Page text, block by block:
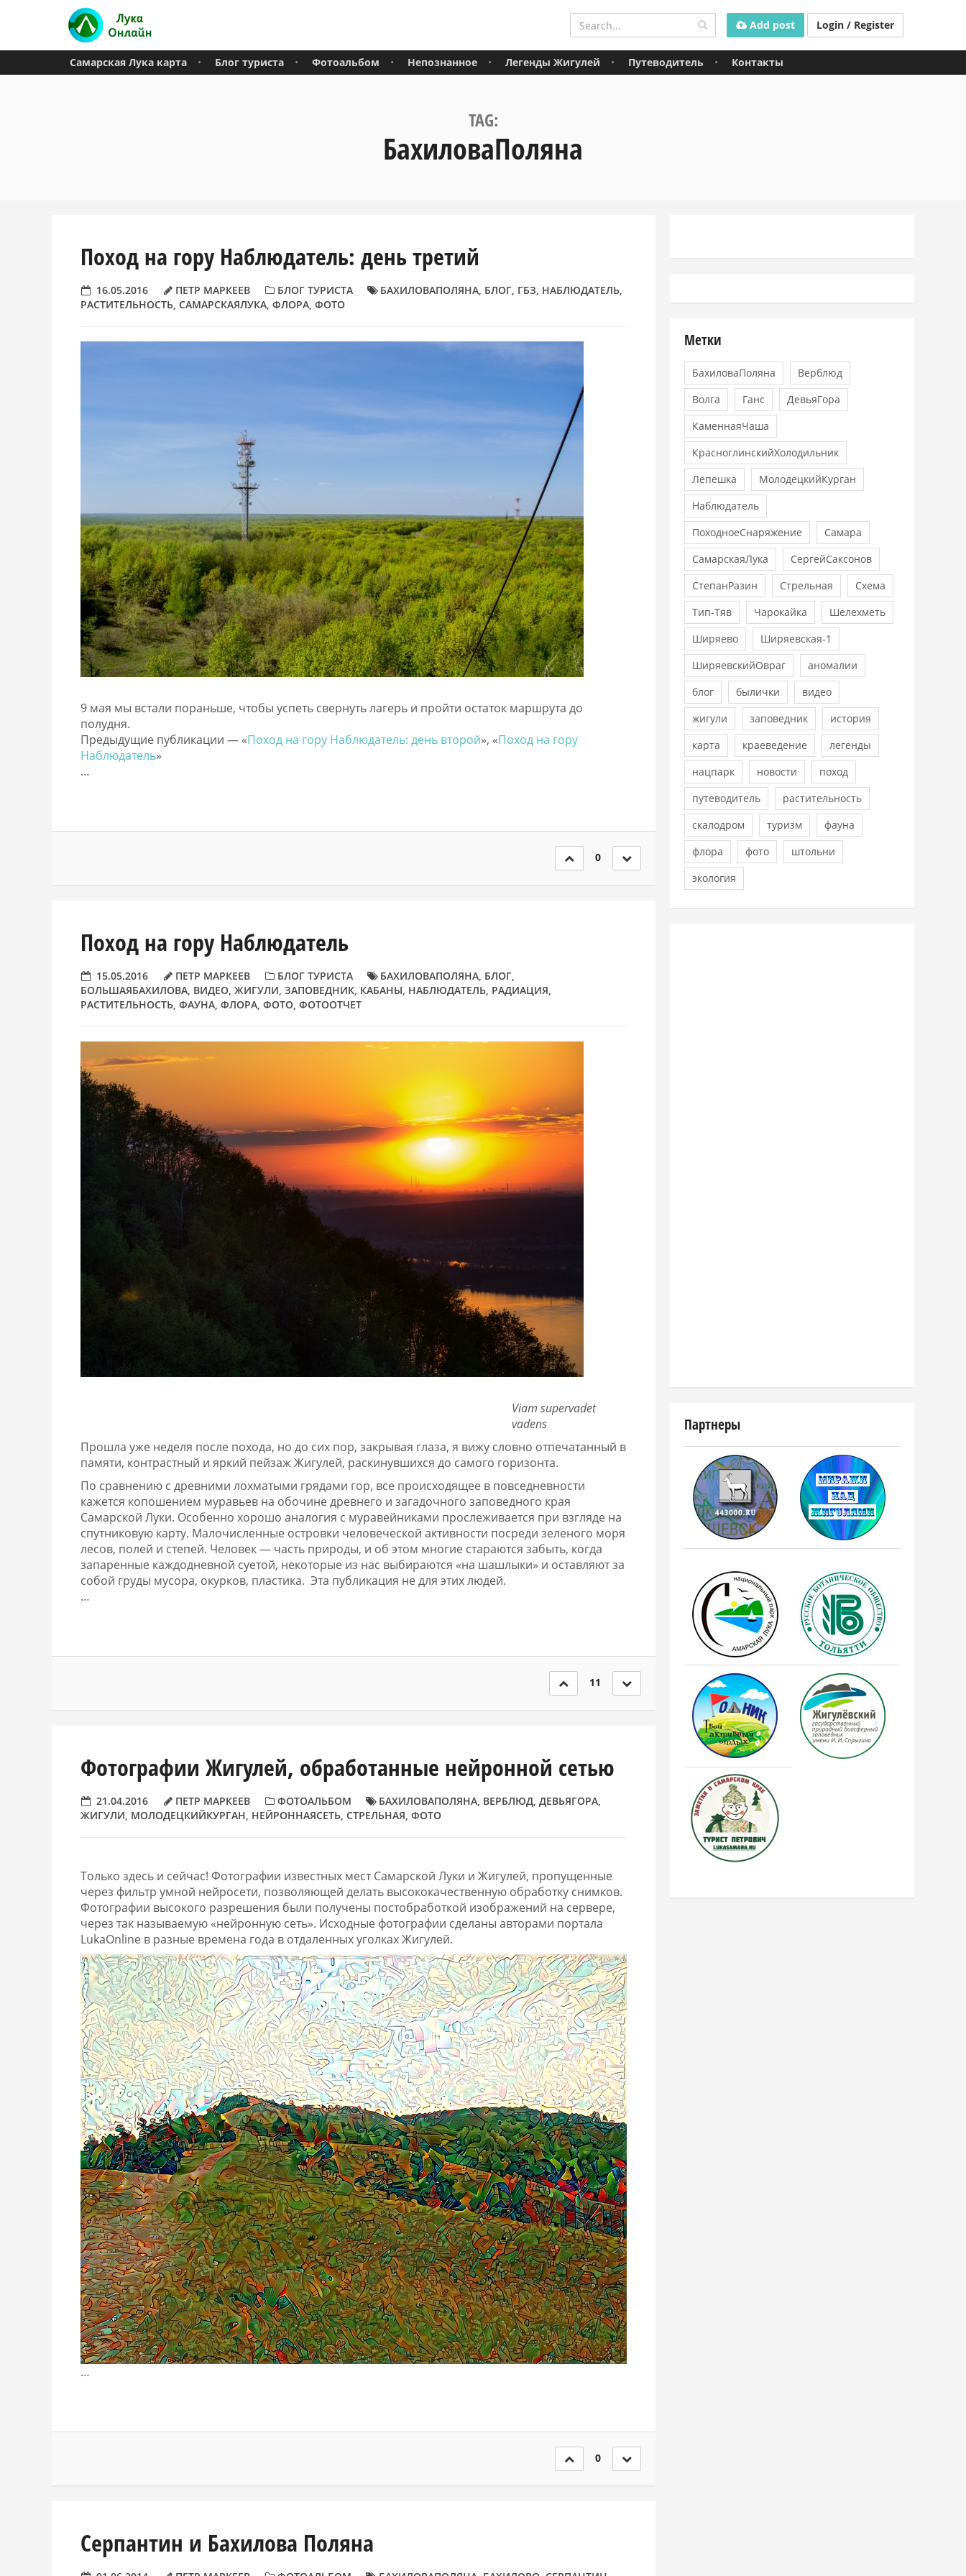
Add post Login / Register
Самарская Лука карта Блог туриста Фотоальбом Непознанное Легенды Жигулей Путеводитель Контакты
TAG:
БахиловаПоляна
Поход на гору Наблюдатель: день третий
16.05.2016 ПЕТР МАРКЕЕВ БЛОГ ТУРИСТА БАХИЛОВАПОЛЯНА, БЛОГ, ГБЗ, НАБЛЮДАТЕЛЬ,
РАСТИТЕЛЬНОСТЬ, САМАРСКАЯЛУКА, ФЛОРА, ФОТО
9 мая мы встали пораньше, чтобы успеть свернуть лагерь и пройти остаток маршрута до
полудня.
Предыдущие публикации — «Поход на гору Наблюдатель: день второй», «Поход на гору
Наблюдатель»
…
0
Поход на гору Наблюдатель
15.05.2016 ПЕТР МАРКЕЕВ БЛОГ ТУРИСТА БАХИЛОВАПОЛЯНА, БЛОГ,
БОЛЬШАЯБАХИЛОВА, ВИДЕО, ЖИГУЛИ, ЗАПОВЕДНИК, КАБАНЫ, НАБЛЮДАТЕЛЬ, РАДИАЦИЯ,
РАСТИТЕЛЬНОСТЬ, ФАУНА, ФЛОРА, ФОТО, ФОТООТЧЕТ
Viam supervadet
vadens
Прошла уже неделя после похода, но до сих пор, закрывая глаза, я вижу словно отпечатанный в
памяти, контрастный и яркий пейзаж Жигулей, раскинувшихся до самого горизонта.
По сравнению с древними лохматыми грядами гор, все происходящее в повседневности
кажется копошением муравьев на обочине древнего и загадочного заповедного края
Самарской Луки. Особенно хорошо аналогия с муравейниками прослеживается при взгляде на
спутниковую карту. Малочисленные островки человеческой активности посреди зеленого моря
лесов, полей и степей. Человек — часть природы, и об этом многие стараются забыть, когда
запаренные каждодневной суетой, некоторые из нас выбираются «на шашлыки» и оставляют за
собой груды мусора, окурков, пластика. Эта публикация не для этих людей.
…
11
Фотографии Жигулей, обработанные нейронной сетью
21.04.2016 ПЕТР МАРКЕЕВ ФОТОАЛЬБОМ БАХИЛОВАПОЛЯНА, ВЕРБЛЮД, ДЕВЬЯГОРА,
ЖИГУЛИ, МОЛОДЕЦКИЙКУРГАН, НЕЙРОННАЯСЕТЬ, СТРЕЛЬНАЯ, ФОТО
Только здесь и сейчас! Фотографии известных мест Самарской Луки и Жигулей, пропущенные
через фильтр умной нейросети, позволяющей делать высококачественную обработку снимков.
Фотографии высокого разрешения были получены постобработкой изображений на сервере,
через так называемую «нейронную сеть». Исходные фотографии сделаны авторами портала
LukaOnline в разные времена года в отдаленных уголках Жигулей.
…
0
Серпантин и Бахилова Поляна
Метки
БахиловаПоляна
Верблюд
Волга
Ганс
ДевьяГора
КаменнаяЧаша
КрасноглинскийХолодильник
Лепешка
МолодецкийКурган
Наблюдатель
ПоходноеСнаряжение
Самара
СамарскаяЛука
СергейСаксонов
СтепанРазин
Стрельная
Схема
Тип-Тяв
Чарокайка
Шелехметь
Ширяево
Ширяевская-1
ШиряевскийОвраг
аномалии
блог
былички
видео
жигули
заповедник
история
карта
краеведение
легенды
нацпарк
новости
поход
путеводитель
растительность
скалодром
туризм
фауна
флора
фото
штольни
экология
Партнеры